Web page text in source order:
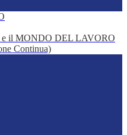
il MONDO DEL LAVORO
Continua)